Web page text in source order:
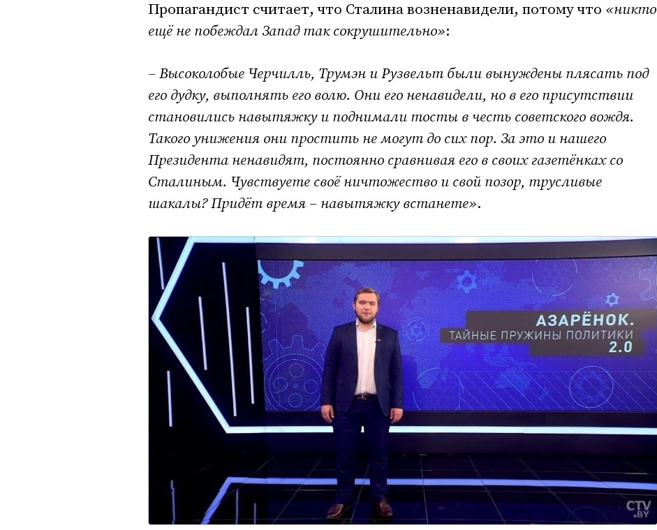
Пропагандист считает, что Сталина возненавидели, потому что «никто
ещё не побеждал Запад так сокрушительно»:
– Высоколобые Черчилль, Трумэн и Рузвельт были вынуждены плясать под
его дудку, выполнять его волю. Они его ненавидели, но в его присутствии
становились навытяжку и поднимали тосты в честь советского вождя.
Такого унижения они простить не могут до сих пор. За это и нашего
Президента ненавидят, постоянно сравнивая его в своих газетёнках со
Сталиным. Чувствуете своё ничтожество и свой позор, трусливые
шакалы? Придёт время – навытяжку встанете».